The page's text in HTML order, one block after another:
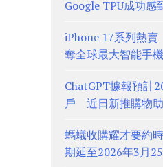
Google TPU成功感
iPhone 17系列熱
奪全球最大智能手
ChatGPT據報預計
戶 近日新推購物
螞蟻收購耀才要約
期延至2026年3月